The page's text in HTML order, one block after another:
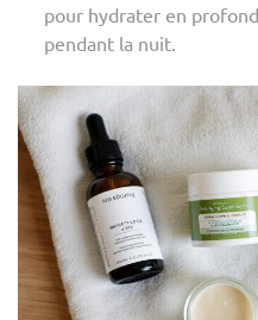
pour hydrater en
pendant la nuit.